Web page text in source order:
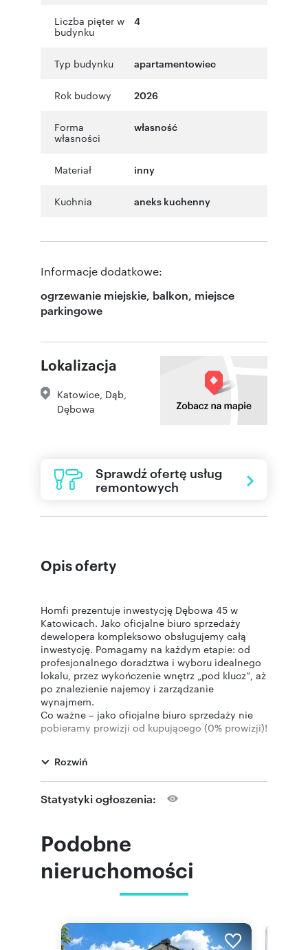
Liczba pięter w
budynku
4
Typ budynku apartamentowiec
Rok budowy 2026
Forma
własności
własność
Materiał inny
Kuchnia aneks kuchenny
Informacje dodatkowe:
ogrzewanie miejskie, balkon, miejsce
parkingowe
Lokalizacja
Katowice Dąb
Dębowa
Sprawdź ofertę usług
remontowych
Opis oferty
Homfi prezentuje inwestycję Dębowa 45 w
Katowicach. Jako oficjalne biuro sprzedaży
dewelopera kompleksowo obsługujemy całą
inwestycję. Pomagamy na każdym etapie: od
profesjonalnego doradztwa i wyboru idealnego
lokalu, przez wykończenie wnętrz „pod klucz”, aż
po znalezienie najemcy i zarządzanie
wynajmem.
Co ważne – jako oficjalne biuro sprzedaży nie
pobieramy prowizji od kupującego (0% prowizji)!
budynek wielorodzinny w Katowicach,
stanowiący idealny produkt inwestycyjny (pod
wynajem długo- lub krótkoterminowy) oraz
bezpieczną lokatę kapitału.
architekturze z dużymi przeszkleniami i
południowa, wschodnia i zachodnia).
od **265 cm do aż 318 cm**, co daje poczucie
aranżacji podnoszących stawkę najmu.
* **Pełna infrastruktura:** Podziemna hala
Rozwiń
Statystyki ogłoszenia:
Podobne
nieruchomości